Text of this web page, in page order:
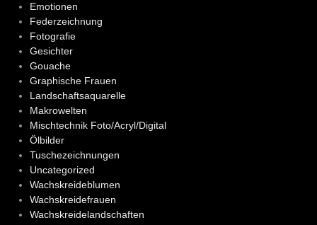
Emotionen
Federzeichnung
Fotografie
Gesichter
Gouache
Graphische Frauen
Landschaftsaquarelle
Makrowelten
Mischtechnik Foto/Acryl/Digital
Ölbilder
Tuschezeichnungen
Uncategorized
Wachskreideblumen
Wachskreidefrauen
Wachskreidelandschaften